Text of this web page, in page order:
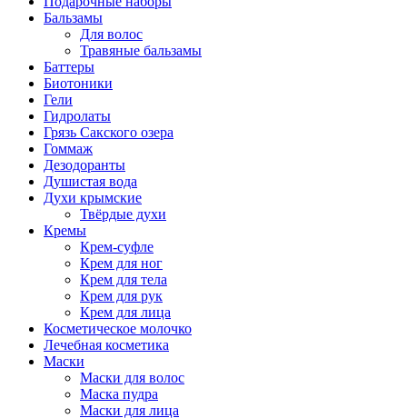
Бальзамы
Для волос
Травяные бальзамы
Баттеры
Биотоники
Гели
Гидролаты
Грязь Сакского озера
Гоммаж
Дезодоранты
Душистая вода
Духи крымские
Твёрдые духи
Кремы
Крем-суфле
Крем для ног
Крем для тела
Крем для рук
Крем для лица
Косметическое молочко
Лечебная косметика
Маски
Маски для волос
Маска пудра
Маски для лица